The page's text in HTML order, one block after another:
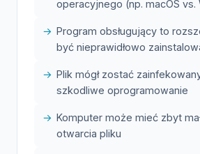
operacyjnego (np. macOS vs.
Program obsługujący to
być nieprawidłowo
Plik mógł zostać
szkodliwe oprogramowanie
Komputer może mieć zbyt
otwarcia pliku